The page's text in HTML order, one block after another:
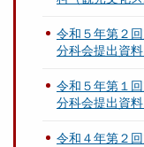
令和５年第２
分科会提出資
令和５年第１
分科会提出資
令和４年第２